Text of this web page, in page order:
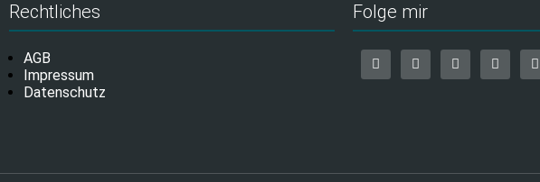
Rechtliches
AGB
Impressum
Datenschutz
Folge mir